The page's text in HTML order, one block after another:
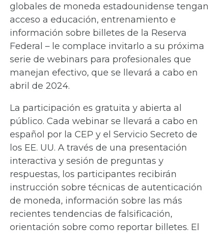
globales de moneda estadounidense tengan
acceso a educación, entrenamiento e
información sobre billetes de la Reserva
Federal – le complace invitarlo a su próxima
serie de webinars para profesionales que
manejan efectivo, que se llevará a cabo en
abril de 2024.
La participación es gratuita y abierta al
público. Cada webinar se llevará a cabo en
español por la CEP y el Servicio Secreto de
los EE. UU. A través de una presentación
interactiva y sesión de preguntas y
respuestas, los participantes recibirán
instrucción sobre técnicas de autenticación
de moneda, información sobre las más
recientes tendencias de falsificación,
orientación sobre como reportar billetes. El